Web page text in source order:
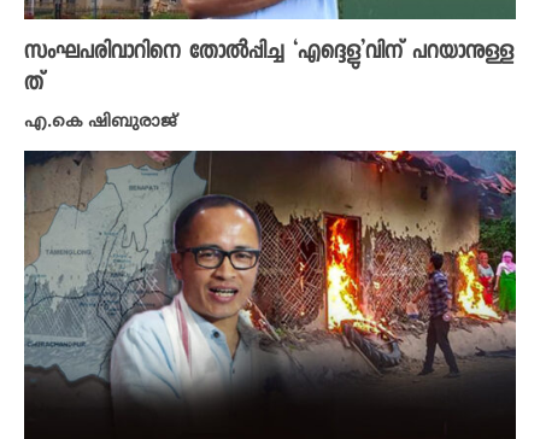
സംഘപരിവാറിനെ തോൽപ്പിച്ച ‘എദ്ദെളു’വിന് പറയാനുള്ള
ത്
എ.കെ ഷിബുരാജ്